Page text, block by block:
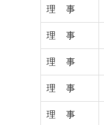
理 事
理 事
理 事
理 事
理 事